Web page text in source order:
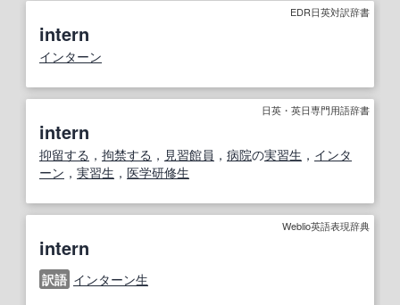
EDR日英対訳辞書
intern
インターン
日英・英日専門用語辞書
intern
抑留する ， 拘禁する ， 見習館員 ， 病院の実習生 ， インタ
ーン ， 実習生 ， 医学研修生
Weblio英語表現辞典
intern
訳語 インターン生